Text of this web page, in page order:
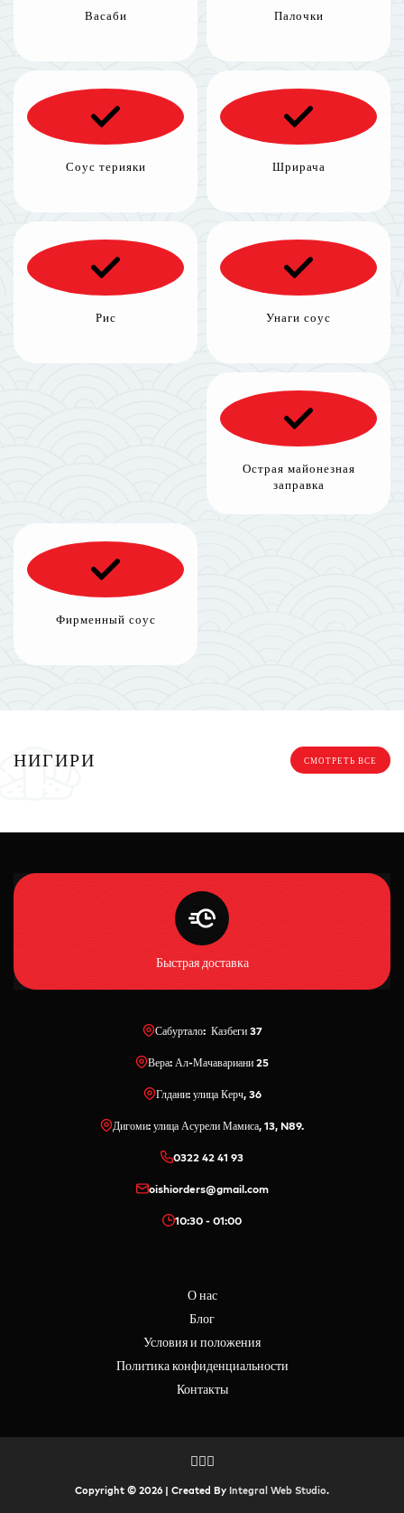
Васаби Палочки
Соус терияки Шрирача
Рис Унаги соус
Острая майонезная
заправка
Фирменный соус
НИГИРИ СМОТРЕТЬ ВСЕ
Быстрая доставка
Сабуртало: Казбеги 37
Вера: Ал-Мачавариани 25
Глдани: улица Керч, 36
Дигоми: улица Асурели Мамиса, 13, N89.
0322 42 41 93
oishiorders@gmail.com
10:30 - 01:00
О нас
Блог
Условия и положения
Политика конфиденциальности
Контакты
Copyright © 2026 | Created By Integral Web Studio.